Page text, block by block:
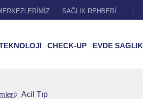
SAĞLIK REHBERİ
CHECK-UP EVDE SAĞLIK
Acil Tıp